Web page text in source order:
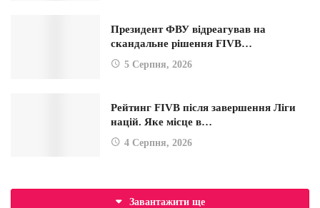
Президент ФВУ відреагував на
скандальне рішення FIVB…
5 Серпня, 2026
Рейтинг FIVB після завершення Ліги
націй. Яке місце в…
4 Серпня, 2026
Завантажити ще